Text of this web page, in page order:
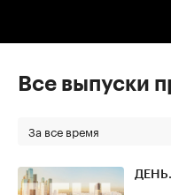
Все выпуски
За все время
ДЕНЬ.